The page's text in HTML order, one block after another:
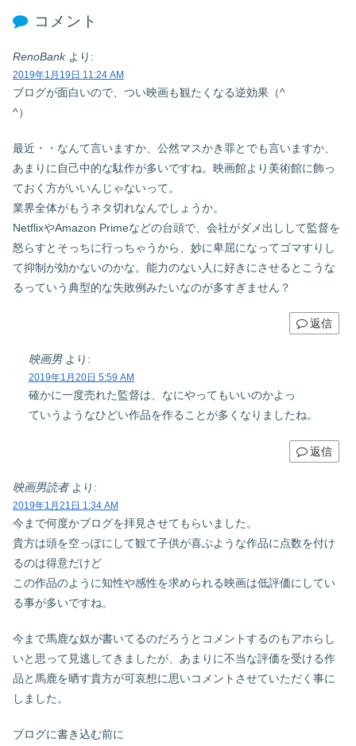
コメント
RenoBank より:
2019年1月19日 11:24 AM
ブログが面白いので、つい映画も観たくなる逆効果（^
^）
最近・・なんて言いますか、公然マスかき罪とでも言いますか、
あまりに自己中的な駄作が多いですね。映画館より美術館に飾っ
ておく方がいいんじゃないって。
業界全体がもうネタ切れなんでしょうか。
NetflixやAmazon Primeなどの台頭で、会社がダメ出しして監督を
怒らすとそっちに行っちゃうから、妙に卑屈になってゴマすりし
て抑制が効かないのかな。能力のない人に好きにさせるとこうな
るっていう典型的な失敗例みたいなのが多すぎません？
返信
映画男 より:
2019年1月20日 5:59 AM
確かに一度売れた監督は、なにやってもいいのかよっ
ていうようなひどい作品を作ることが多くなりましたね。
返信
映画男読者 より:
2019年1月21日 1:34 AM
今まで何度かブログを拝見させてもらいました。
貴方は頭を空っぽにして観て子供が喜ぶような作品に点数を付け
るのは得意だけど
この作品のように知性や感性を求められる映画は低評価にしてい
る事が多いですね。
今まで馬鹿な奴が書いてるのだろうとコメントするのもアホらし
いと思って見逃してきましたが、あまりに不当な評価を受ける作
品と馬鹿を晒す貴方が可哀想に思いコメントさせていただく事に
しました。
ブログに書き込む前に